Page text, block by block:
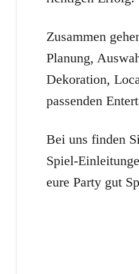
:Zusammen
Planung,
Dekoration,
passenden
Bei uns finden
Spiel-
eure Party gut